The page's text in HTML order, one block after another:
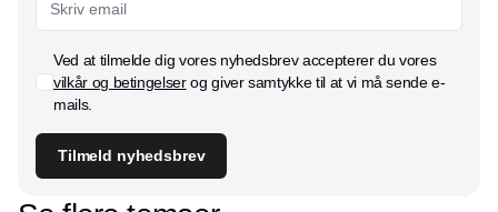
Ved at tilmelde dig vores nyhedsbrev accepterer du vores
vilkår og betingelserog giver samtykke til at vi må sende e-
mails.
Tilmeld nyhedsbrev